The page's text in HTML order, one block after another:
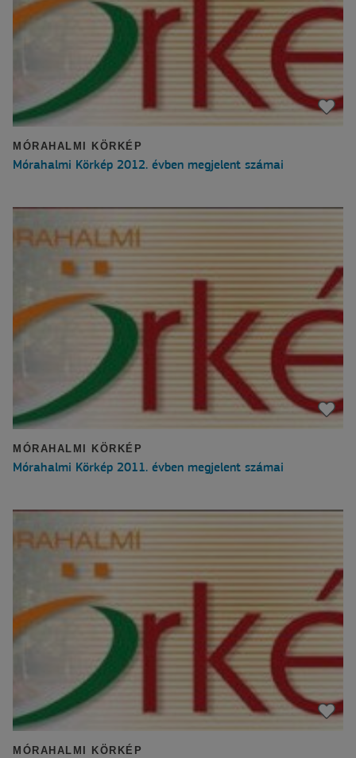
MÓRAHALMI KÖRKÉP
Mórahalmi Körkép 2012. évben megjelent számai
MÓRAHALMI KÖRKÉP
Mórahalmi Körkép 2011. évben megjelent számai
MÓRAHALMI KÖRKÉP